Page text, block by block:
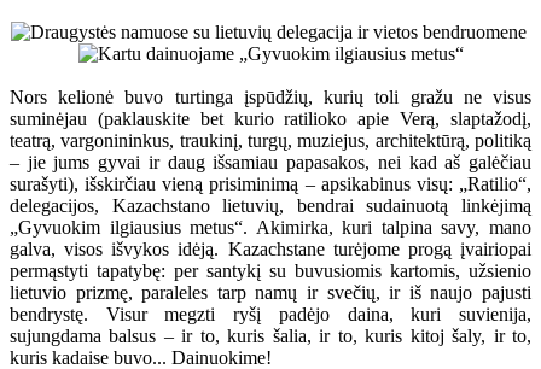
Nors kelionė buvo turtinga įspūdžių, kurių toli gražu ne visus
suminėjau (paklauskite bet kurio ratilioko apie Verą, slaptažodį,
teatrą, vargonininkus, traukinį, turgų, muziejus, architektūrą, politiką
– jie jums gyvai ir daug išsamiau papasakos, nei kad aš galėčiau
surašyti), išskirčiau vieną prisiminimą – apsikabinus visų: „Ratilio“,
delegacijos, Kazachstano lietuvių, bendrai sudainuotą linkėjimą
„Gyvuokim ilgiausius metus“. Akimirka, kuri talpina savy, mano
galva, visos išvykos idėją. Kazachstane turėjome progą įvairiopai
permąstyti tapatybę: per santykį su buvusiomis kartomis, užsienio
lietuvio prizmę, paraleles tarp namų ir svečių, ir iš naujo pajusti
bendrystę. Visur megzti ryšį padėjo daina, kuri suvienija,
sujungdama balsus – ir to, kuris šalia, ir to, kuris kitoj šaly, ir to,
kuris kadaise buvo... Dainuokime!